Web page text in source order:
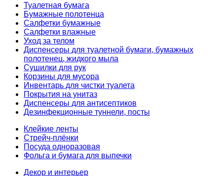
Туалетная бумага
Бумажные полотенца
Салфетки бумажные
Салфетки влажные
Уход за телом
Диспенсеры для туалетной бумаги, бумажных
полотенец, жидкого мыла
Сушилки для рук
Корзины для мусора
Инвентарь для чистки туалета
Покрытия на унитаз
Диспенсеры для антисептиков
Дезинфекционные туннели, посты
Клейкие ленты
Стрейч-плёнки
Посуда одноразовая
Фольга и бумага для выпечки
Декор и интерьер